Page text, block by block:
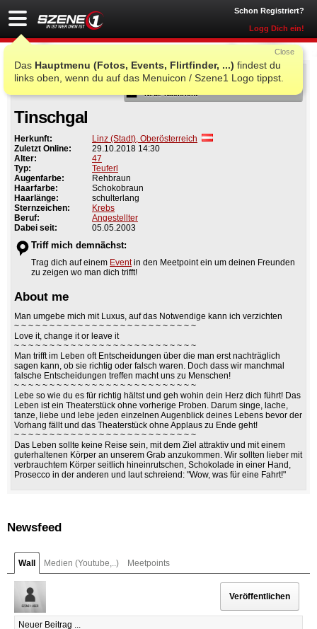
Schon Registriert?
Logg Dich ein!
Das Hauptmenu (Fotos, Events, Flirtfinder, ...) findest du
links oben, wenn du auf das Menuicon / Szene1 Logo tippst.
Close
Als Freund
Neue Nachricht
Tinschgal
Herkunft:
Linz (Stadt), Oberösterreich
Zuletzt Online:
29.10.2018 14:30
Alter:
47
Typ:
Teuferl
Augenfarbe:
Rehbraun
Haarfarbe:
Schokobraun
Haarlänge:
schulterlang
Sternzeichen:
Krebs
Beruf:
Angestellter
Dabei seit:
05.05.2003
Triff mich demnächst:
Trag dich auf einem Eventin den Meetpoint ein um deinen Freunden
zu zeigen wo man dich trifft!
About me
Man umgebe mich mit Luxus, auf das Notwendige kann ich verzichten
~ ~ ~ ~ ~ ~ ~ ~ ~ ~ ~ ~ ~ ~ ~ ~ ~ ~ ~ ~ ~ ~ ~ ~ ~ ~
Love it, change it or leave it
~ ~ ~ ~ ~ ~ ~ ~ ~ ~ ~ ~ ~ ~ ~ ~ ~ ~ ~ ~ ~ ~ ~ ~ ~ ~
Man trifft im Leben oft Entscheidungen über die man erst nachträglich
sagen kann, ob sie richtig oder falsch waren. Doch dass wir manchmal
falsche Entscheidungen treffen macht uns zu Menschen!
~ ~ ~ ~ ~ ~ ~ ~ ~ ~ ~ ~ ~ ~ ~ ~ ~ ~ ~ ~ ~ ~ ~ ~ ~ ~
Lebe so wie du es für richtig hältst und geh wohin dein Herz dich führt! Das
Leben ist ein Theaterstück ohne vorherige Proben. Darum singe, lache,
tanze, liebe und lebe jeden einzelnen Augenblick deines Lebens bevor der
Vorhang fällt und das Theaterstück ohne Applaus zu Ende geht!
~ ~ ~ ~ ~ ~ ~ ~ ~ ~ ~ ~ ~ ~ ~ ~ ~ ~ ~ ~ ~ ~ ~ ~ ~ ~
Das Leben sollte keine Reise sein, mit dem Ziel attraktiv und mit einem
guterhaltenen Körper an unserem Grab anzukommen. Wir sollten lieber mit
verbrauchtem Körper seitlich hineinrutschen, Schokolade in einer Hand,
Prosecco in der anderen und laut schreiend: "Wow, was für eine Fahrt!"
Newsfeed
Wall Medien (Youtube,..) Meetpoints